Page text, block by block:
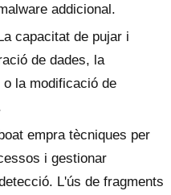
addicional.
La capacitat de pujar i
de dades, la
la modificació de
empra tècniques per
i gestionar
L'ús de fragments